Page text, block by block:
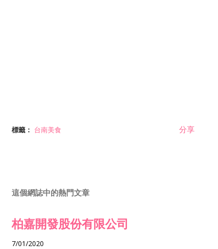
標籤： 台南美食 分享
這個網誌中的熱門文章
柏嘉開發股份有限公司
7/01/2020